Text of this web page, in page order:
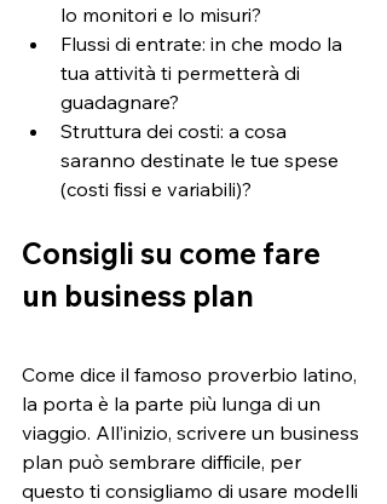
lo monitori e lo misuri?
Flussi di entrate: in che modo la
tua attività ti permetterà di
guadagnare?
Struttura dei costi: a cosa
saranno destinate le tue spese
(costi fissi e variabili)?
Consigli su come fare
un business plan
Come dice il famoso proverbio latino,
la porta è la parte più lunga di un
viaggio. All’inizio, scrivere un business
plan può sembrare difficile, per
questo ti consigliamo di usare modelli